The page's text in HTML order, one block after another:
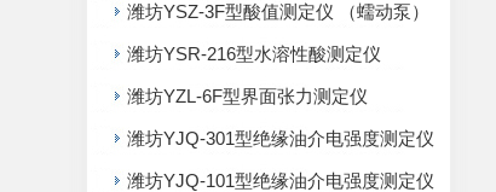
潍坊YSZ-3F型酸值测定仪 （蠕动泵）
潍坊YSR-216型水溶性酸测定仪
潍坊YZL-6F型界面张力测定仪
潍坊YJQ-301型绝缘油介电强度测定仪
潍坊YJQ-101型绝缘油介电强度测定仪